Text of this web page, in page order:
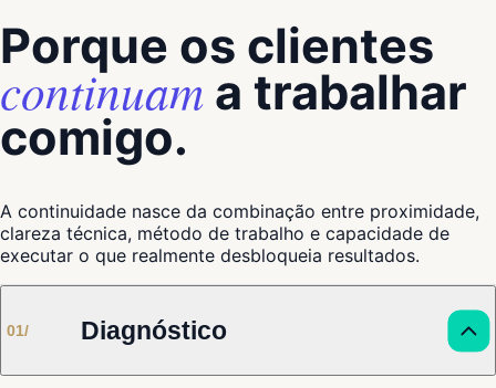
Porque os clientes
continuam a trabalhar
comigo.
A continuidade nasce da combinação entre proximidade,
clareza técnica, método de trabalho e capacidade de
executar o que realmente desbloqueia resultados.
01/ Diagnóstico